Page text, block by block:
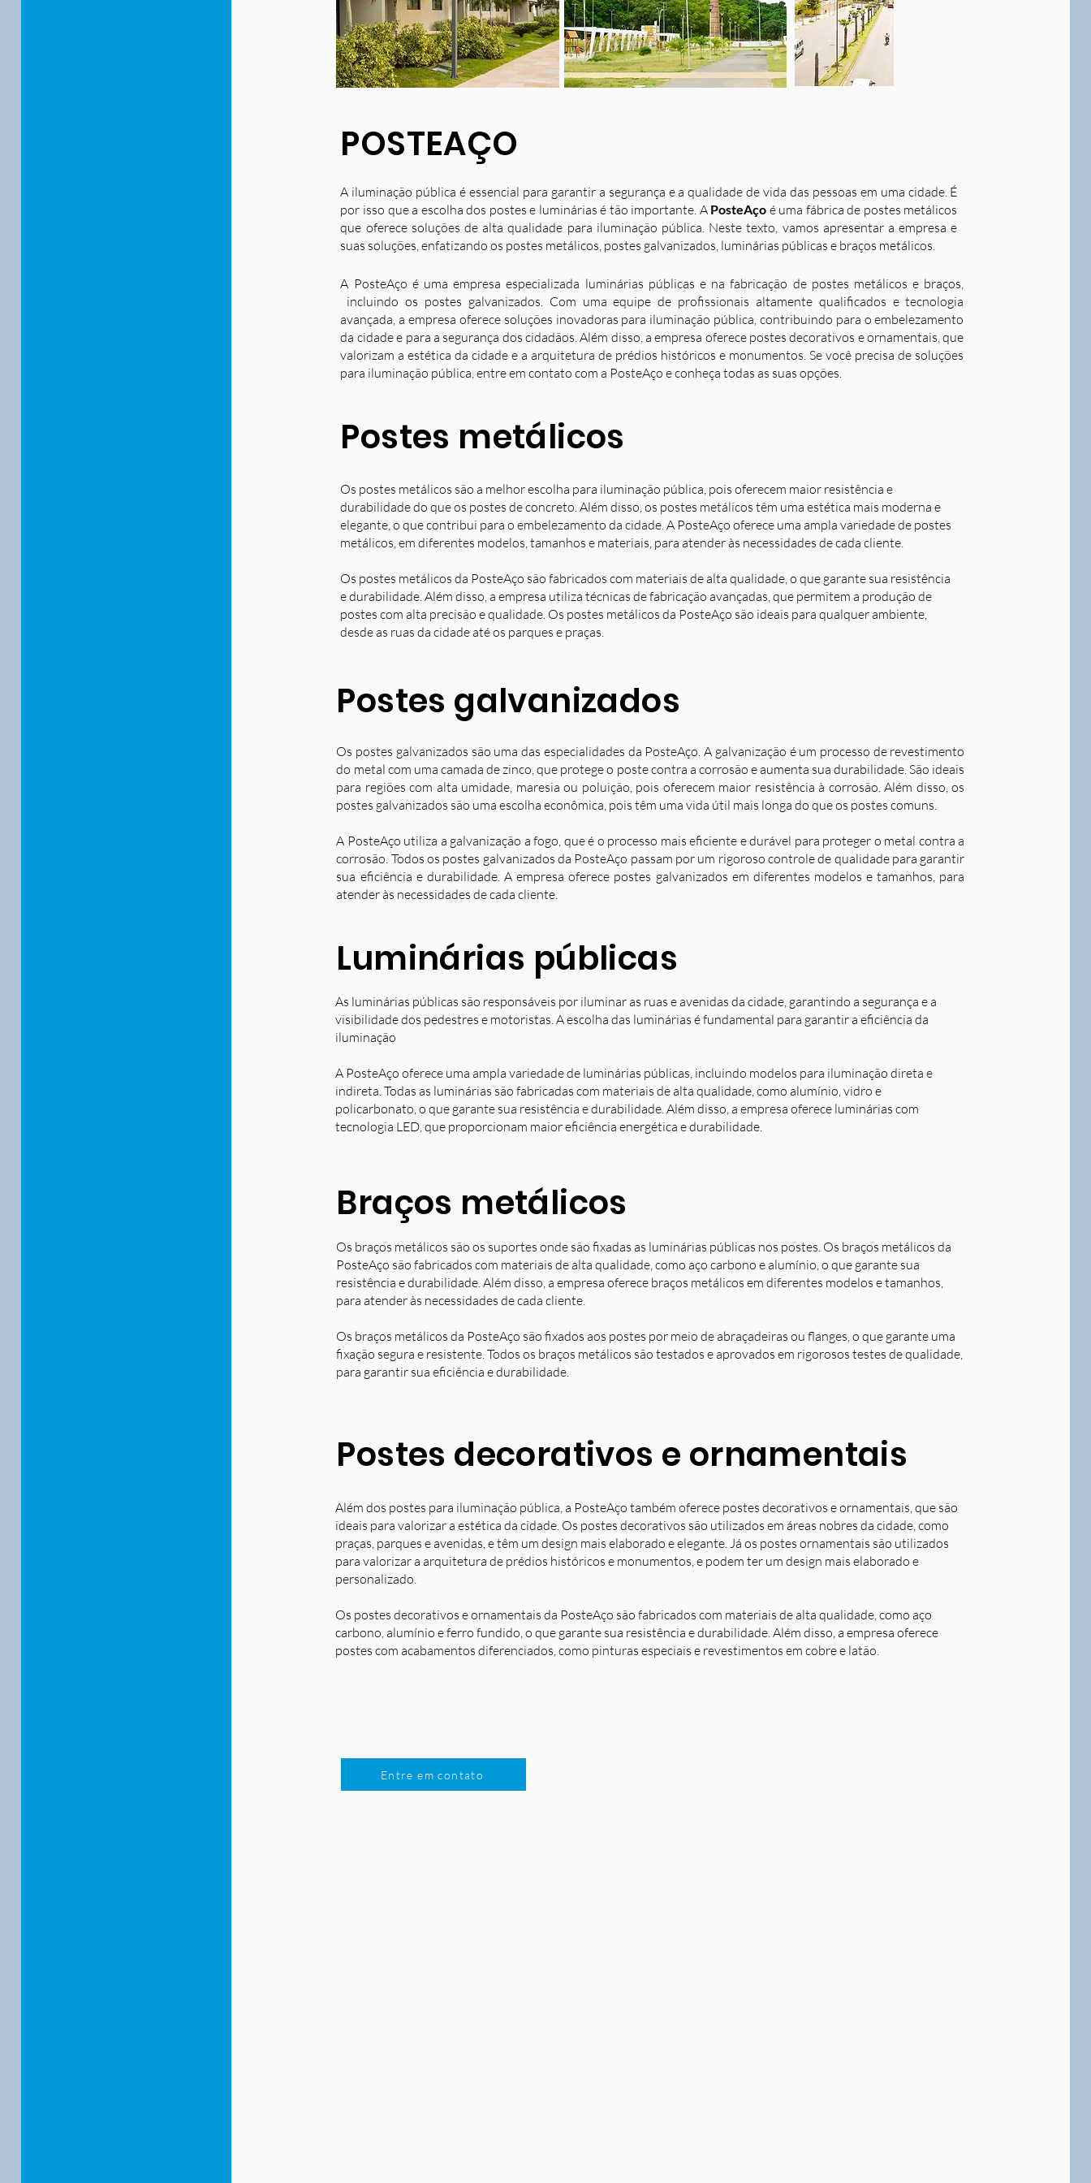
POSTEAÇO
A iluminação pública é essencial para garantir a segurança e a qualidade de vida das pessoas em uma cidade. É
por isso que a escolha dos postes e luminárias é tão importante. A PosteAço é uma fábrica de postes metálicos
que oferece soluções de alta qualidade para iluminação pública. Neste texto, vamos apresentar a empresa e
suas soluções, enfatizando os postes metálicos, postes galvanizados, luminárias públicas e braços metálicos.
A PosteAço é uma empresa especializada luminárias públicas e na fabricação de postes metálicos e braços,
incluindo os postes galvanizados. Com uma equipe de profissionais altamente qualificados e tecnologia
avançada, a empresa oferece soluções inovadoras para iluminação pública, contribuindo para o embelezamento
da cidade e para a segurança dos cidadãos. Além disso, a empresa oferece postes decorativos e ornamentais, que
valorizam a estética da cidade e a arquitetura de prédios históricos e monumentos. Se você precisa de soluções
para iluminação pública, entre em contato com a PosteAço e conheça todas as suas opções.
Postes metálicos
Os postes metálicos são a melhor escolha para iluminação pública, pois oferecem maior resistência e
durabilidade do que os postes de concreto. Além disso, os postes metálicos têm uma estética mais moderna e
elegante, o que contribui para o embelezamento da cidade. A PosteAço oferece uma ampla variedade de postes
metálicos, em diferentes modelos, tamanhos e materiais, para atender às necessidades de cada cliente.
Os postes metálicos da PosteAço são fabricados com materiais de alta qualidade, o que garante sua resistência
e durabilidade. Além disso, a empresa utiliza técnicas de fabricação avançadas, que permitem a produção de
postes com alta precisão e qualidade. Os postes metálicos da PosteAço são ideais para qualquer ambiente,
desde as ruas da cidade até os parques e praças.
Postes galvanizados
Os postes galvanizados são uma das especialidades da PosteAço. A galvanização é um processo de revestimento
do metal com uma camada de zinco, que protege o poste contra a corrosão e aumenta sua durabilidade. São ideais
para regiões com alta umidade, maresia ou poluição, pois oferecem maior resistência à corrosão. Além disso, os
postes galvanizados são uma escolha econômica, pois têm uma vida útil mais longa do que os postes comuns.
A PosteAço utiliza a galvanização a fogo, que é o processo mais eficiente e durável para proteger o metal contra a
corrosão. Todos os postes galvanizados da PosteAço passam por um rigoroso controle de qualidade para garantir
sua eficiência e durabilidade. A empresa oferece postes galvanizados em diferentes modelos e tamanhos, para
atender às necessidades de cada cliente.
Luminárias públicas
As luminárias públicas são responsáveis por iluminar as ruas e avenidas da cidade, garantindo a segurança e a
visibilidade dos pedestres e motoristas. A escolha das luminárias é fundamental para garantir a eficiência da
iluminação
A PosteAço oferece uma ampla variedade de luminárias públicas, incluindo modelos para iluminação direta e
indireta. Todas as luminárias são fabricadas com materiais de alta qualidade, como alumínio, vidro e
policarbonato, o que garante sua resistência e durabilidade. Além disso, a empresa oferece luminárias com
tecnologia LED, que proporcionam maior eficiência energética e durabilidade.
Braços metálicos
Os braços metálicos são os suportes onde são fixadas as luminárias públicas nos postes. Os braços metálicos da
PosteAço são fabricados com materiais de alta qualidade, como aço carbono e alumínio, o que garante sua
resistência e durabilidade. Além disso, a empresa oferece braços metálicos em diferentes modelos e tamanhos,
para atender às necessidades de cada cliente.
Os braços metálicos da PosteAço são fixados aos postes por meio de abraçadeiras ou flanges, o que garante uma
fixação segura e resistente. Todos os braços metálicos são testados e aprovados em rigorosos testes de qualidade,
para garantir sua eficiência e durabilidade.
Postes decorativos e ornamentais
Além dos postes para iluminação pública, a PosteAço também oferece postes decorativos e ornamentais, que são
ideais para valorizar a estética da cidade. Os postes decorativos são utilizados em áreas nobres da cidade, como
praças, parques e avenidas, e têm um design mais elaborado e elegante. Já os postes ornamentais são utilizados
para valorizar a arquitetura de prédios históricos e monumentos, e podem ter um design mais elaborado e
personalizado.
Os postes decorativos e ornamentais da PosteAço são fabricados com materiais de alta qualidade, como aço
carbono, alumínio e ferro fundido, o que garante sua resistência e durabilidade. Além disso, a empresa oferece
postes com acabamentos diferenciados, como pinturas especiais e revestimentos em cobre e latão.
Entre em contato